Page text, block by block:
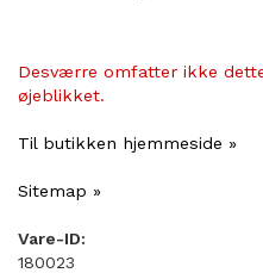
Desværre omfatter ikke
øjeblikket.
Til butikken hjemmeside »
Sitemap »
Vare-ID:
180023